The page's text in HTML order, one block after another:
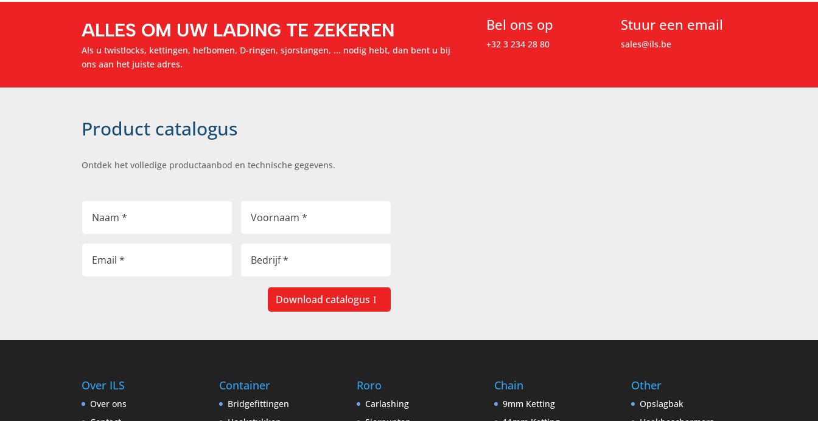
ALLES OM UW LADING TE ZEKEREN
Als u twistlocks, kettingen, hefbomen, D-ringen, sjorstangen, ... nodig hebt, dan bent u bij
ons aan het juiste adres.
Bel ons op
+32 3 234 28 80
Stuur een email
sales@ils.be
Product catalogus
Ontdek het volledige productaanbod en technische gegevens.
Download catalogus
Over ILS
Over ons
Container
Bridgefittingen
Roro
Carlashing
Chain
9mm Ketting
Other
Opslagbak